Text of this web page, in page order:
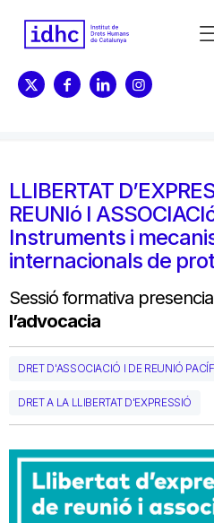
LLIBERTAT
REUNIó I
Instruments i
internacionals de
Sessió formativa
l’advocacia
DRET D'ASSOCIACIÓ I DE REUNIÓ
DRET A LA LLIBERTAT D'EXPRESSIÓ